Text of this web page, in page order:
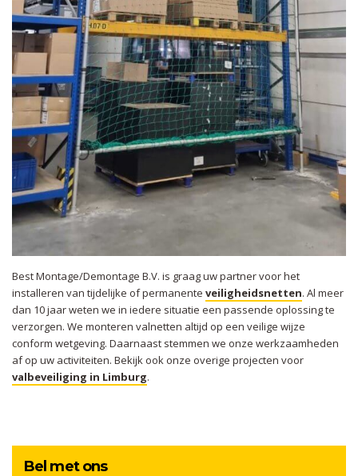
Best Montage/Demontage B.V. is graag uw partner voor het
installeren van tijdelijke of permanente veiligheidsnetten. Al meer
dan 10 jaar weten we in iedere situatie een passende oplossing te
verzorgen. We monteren valnetten altijd op een veilige wijze
conform wetgeving. Daarnaast stemmen we onze werkzaamheden
af op uw activiteiten. Bekijk ook onze overige projecten voor
valbeveiliging in Limburg.
Bel met ons